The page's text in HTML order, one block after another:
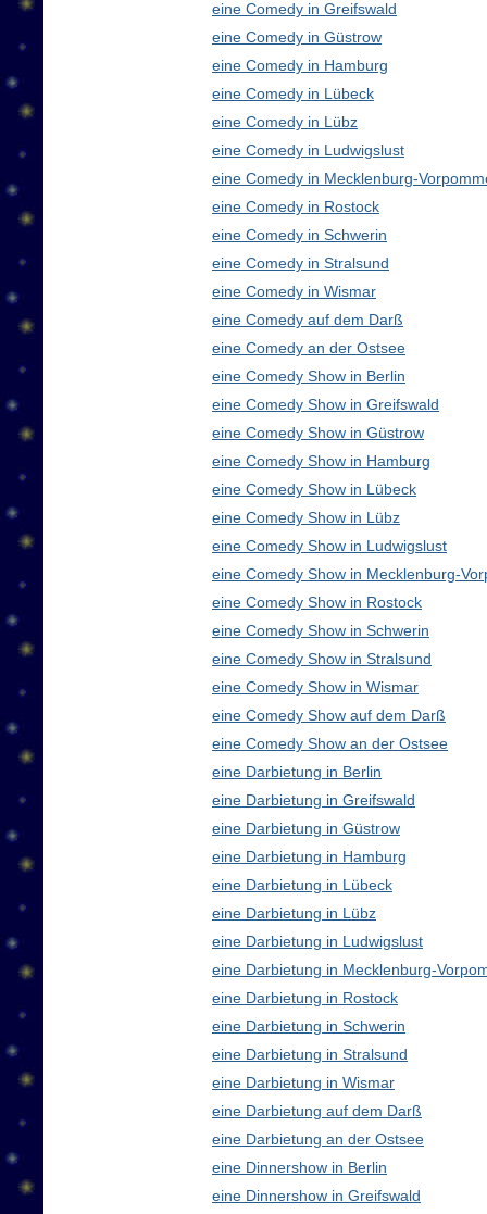
eine Comedy in Greifswald
eine Comedy in Güstrow
eine Comedy in Hamburg
eine Comedy in Lübeck
eine Comedy in Lübz
eine Comedy in Ludwigslust
eine Comedy in Mecklenburg-
eine Comedy in Rostock
eine Comedy in Schwerin
eine Comedy in Stralsund
eine Comedy in Wismar
eine Comedy auf dem Darß
eine Comedy an der Ostsee
eine Comedy Show in Berlin
eine Comedy Show in Greifswald
eine Comedy Show in Güstrow
eine Comedy Show in Hamburg
eine Comedy Show in Lübeck
eine Comedy Show in Lübz
eine Comedy Show in Ludwigslust
eine Comedy Show in Mecklenburg-
eine Comedy Show in Rostock
eine Comedy Show in Schwerin
eine Comedy Show in Stralsund
eine Comedy Show in Wismar
eine Comedy Show auf dem Darß
eine Comedy Show an der Ostsee
eine Darbietung in Berlin
eine Darbietung in Greifswald
eine Darbietung in Güstrow
eine Darbietung in Hamburg
eine Darbietung in Lübeck
eine Darbietung in Lübz
eine Darbietung in Ludwigslust
eine Darbietung in Mecklenburg-
eine Darbietung in Rostock
eine Darbietung in Schwerin
eine Darbietung in Stralsund
eine Darbietung in Wismar
eine Darbietung auf dem Darß
eine Darbietung an der Ostsee
eine Dinnershow in Berlin
eine Dinnershow in Greifswald